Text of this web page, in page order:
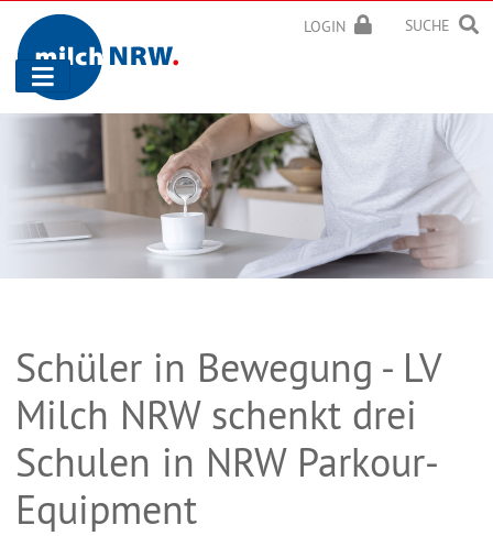
LOGIN SUCHE
Navigation
ein-/ausblenden
Schüler in Bewegung - LV
Milch NRW schenkt drei
Schulen in NRW Parkour-
Equipment